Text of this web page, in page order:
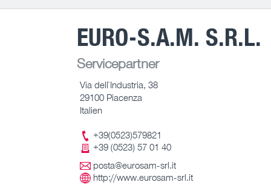
EURO-S.A.M. S.R.L.
Servicepartner
Via dell`Industria, 38
29100 Piacenza
Italien
+39(0523)579821
+39 (0523) 57 01 40
posta@eurosam-srl.it
http://www.eurosam-srl.it